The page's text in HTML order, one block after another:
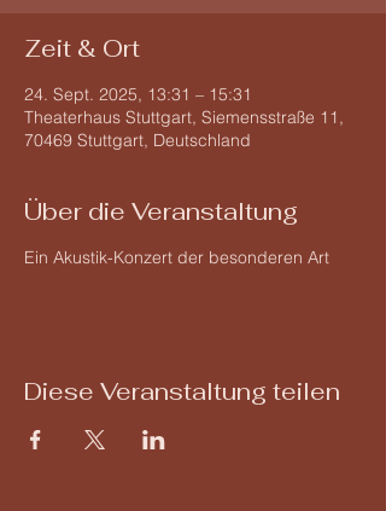
Zeit & Ort
24. Sept. 2025, 13:31 – 15:31
Theaterhaus Stuttgart, Siemensstraße 11,
70469 Stuttgart, Deutschland
Über die Veranstaltung
Ein Akustik-Konzert der besonderen Art
Diese Veranstaltung teilen